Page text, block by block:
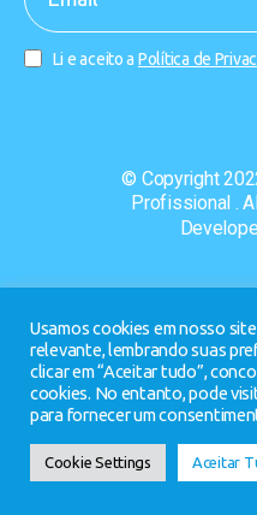
Li e aceito a Política de
© Copyright
Profissional .
Usamos cookies em nosso
relevante, lembrando suas
clicar em “Aceitar tudo”,
cookies. No entanto, pode
para fornecer um
Cookie Settings Aceitar